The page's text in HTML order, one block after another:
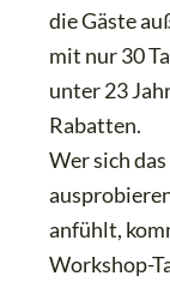
die Gäste
mit nur 30
unter 23
Rabatten.
Wer sich
anfühlt,
Workshop-